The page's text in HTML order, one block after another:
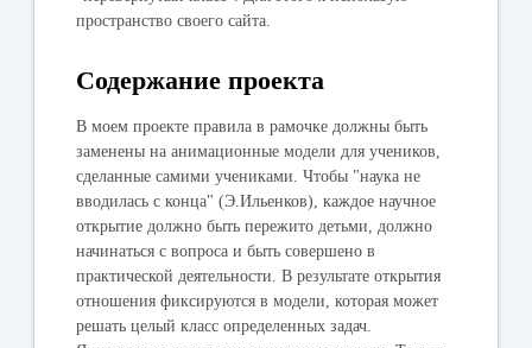
пространство своего сайта.
Содержание проекта
В моем проекте правила в рамочке должны быть
заменены на анимационные модели для учеников,
сделанные самими учениками. Чтобы "наука не
вводилась с конца" (Э.Ильенков), каждое научное
открытие должно быть пережито детьми, должно
начинаться с вопроса и быть совершено в
практической деятельности. В результате открытия
отношения фиксируются в модели, которая может
решать целый класс определенных задач.